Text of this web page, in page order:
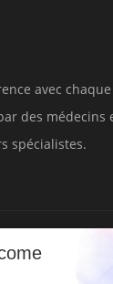
avec
des médecins
spécialistes.
et cookies